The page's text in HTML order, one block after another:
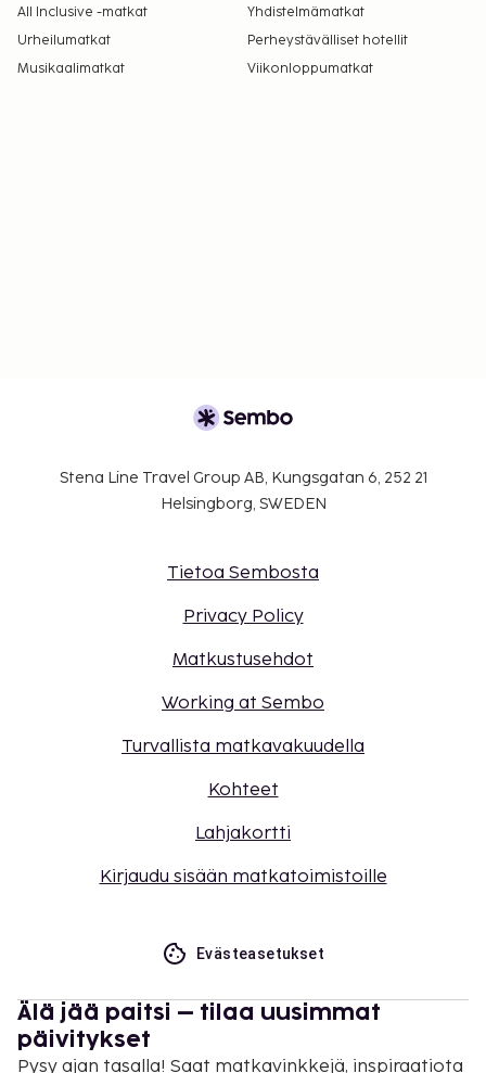
All Inclusive -matkat
Yhdistelmämatkat
Urheilumatkat
Perheystävälliset hotellit
Musikaalimatkat
Viikonloppumatkat
Stena Line Travel Group AB, Kungsgatan 6, 252 21
Helsingborg, SWEDEN
Tietoa Sembosta
Privacy Policy
Matkustusehdot
Working at Sembo
Turvallista matkavakuudella
Kohteet
Lahjakortti
Kirjaudu sisään matkatoimistoille
Evästeasetukset
Älä jää paitsi – tilaa uusimmat
päivitykset
Pysy ajan tasalla! Saat matkavinkkejä, inspiraatiota